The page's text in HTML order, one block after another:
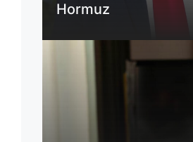
Hormuz